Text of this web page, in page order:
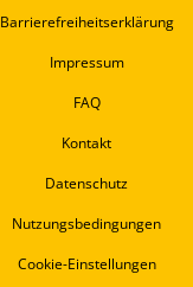
Barrierefreiheitserklärung
Impressum
FAQ
Kontakt
Datenschutz
Nutzungsbedingungen
Cookie-Einstellungen